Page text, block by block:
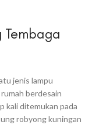
jenis lampu
berdesain
kali ditemukan pada
robyong kuningan